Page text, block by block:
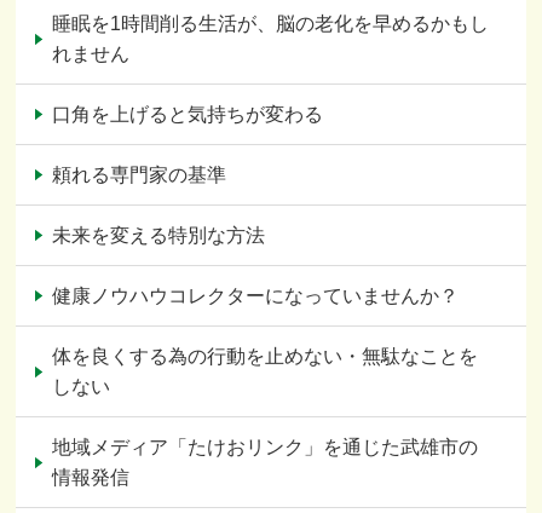
睡眠を1時間削る生活が、脳の老化を早めるかもし
れません
口角を上げると気持ちが変わる
頼れる専門家の基準
未来を変える特別な方法
健康ノウハウコレクターになっていませんか？
体を良くする為の行動を止めない・無駄なことを
しない
地域メディア「たけおリンク」を通じた武雄市の
情報発信